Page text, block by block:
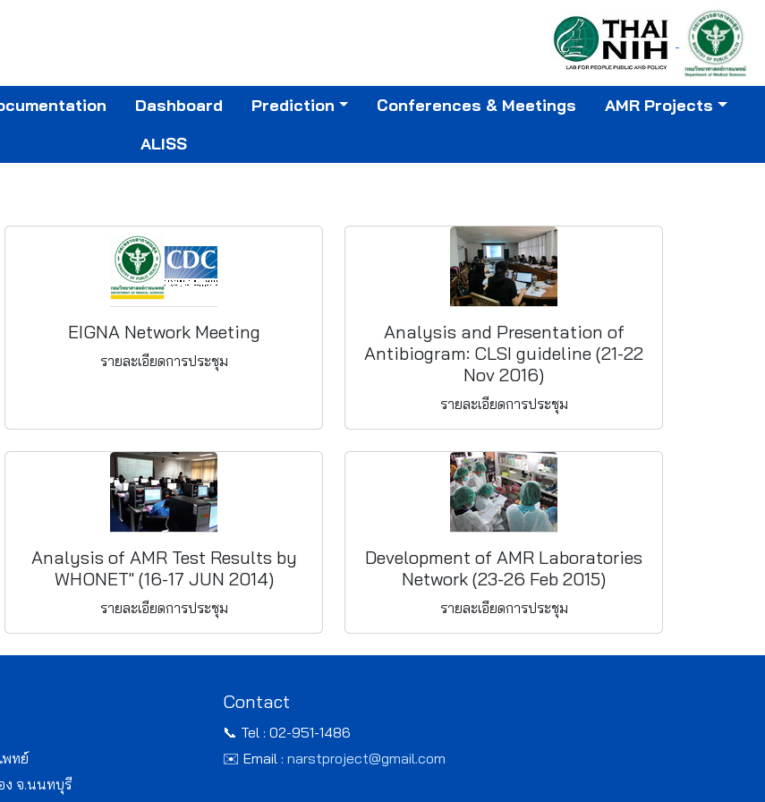
Dashboard Prediction Conferences & Meetings
AMR Projects
ALISS
EIGNA Network Meeting
รายละเอียดการประชุม
Analysis and Presentation of
Antibiogram: CLSI guideline (21-22
Nov 2016)
รายละเอียดการประชุม
Analysis of AMR Test Results by
WHONET" (16-17 JUN 2014)
รายละเอียดการประชุม
Development of AMR Laboratories
Network (23-26 Feb 2015)
รายละเอียดการประชุม
พทย์
ง จ.นนทบุรี
Contact
📞 Tel : 02-951-1486
✉️ Email : narstproject@gmail.com